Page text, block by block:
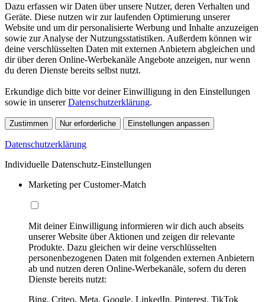
Dazu erfassen wir Daten über unsere Nutzer, deren Verhalten und
Geräte. Diese nutzen wir zur laufenden Optimierung unserer
Website und um dir personalisierte Werbung und Inhalte anzuzeigen
sowie zur Analyse der Nutzungsstatistiken. Außerdem können wir
deine verschlüsselten Daten mit externen Anbietern abgleichen und
dir über deren Online-Werbekanäle Angebote anzeigen, nur wenn
du deren Dienste bereits selbst nutzt.
Erkundige dich bitte vor deiner Einwilligung in den Einstellungen
sowie in unsererDatenschutzerklärung.
Zustimmen Nur erforderliche Einstellungen anpassen
Datenschutzerklärung
Individuelle Datenschutz-Einstellungen
Marketing per Customer-Match
Mit deiner Einwilligung informieren wir dich auch abseits
unserer Website über Aktionen und zeigen dir relevante
Produkte. Dazu gleichen wir deine verschlüsselten
personenbezogenen Daten mit folgenden externen Anbietern
ab und nutzen deren Online-Werbekanäle, sofern du deren
Dienste bereits nutzt:
Bing, Criteo, Meta, Google, LinkedIn, Pinterest, TikTok